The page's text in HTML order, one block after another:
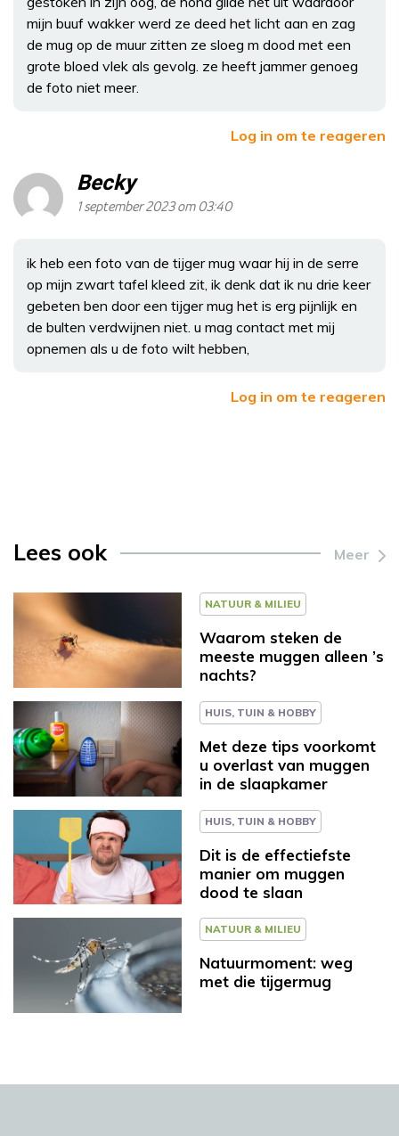
mijn buuf wakker werd ze deed het licht aan en zag
de mug op de muur zitten ze sloeg m dood met een
grote bloed vlek als gevolg. ze heeft jammer genoeg
de foto niet meer.
Log in om te reageren
Becky
1 september 2023 om 03:40
ik heb een foto van de tijger mug waar hij in de serre
op mijn zwart tafel kleed zit, ik denk dat ik nu drie keer
gebeten ben door een tijger mug het is erg pijnlijk en
de bulten verdwijnen niet. u mag contact met mij
opnemen als u de foto wilt hebben,
Log in om te reageren
Lees ook Meer
NATUUR & MILIEU
Waarom steken de
meeste muggen alleen ’s
nachts?
HUIS, TUIN & HOBBY
Met deze tips voorkomt
u overlast van muggen
in de slaapkamer
HUIS, TUIN & HOBBY
Dit is de effectiefste
manier om muggen
dood te slaan
NATUUR & MILIEU
Natuurmoment: weg
met die tijgermug